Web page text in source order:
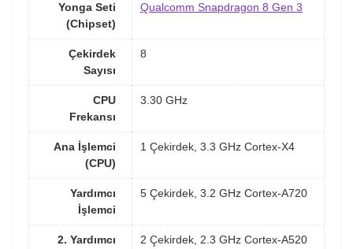
Yonga Seti
(Chipset)
Qualcomm Snapdragon 8 Gen 3
Çekirdek
Sayısı
8
CPU
Frekansı
3.30 GHz
Ana İşlemci
(CPU)
1 Çekirdek, 3.3 GHz Cortex-X4
Yardımcı
İşlemci
5 Çekirdek, 3.2 GHz Cortex-A720
2. Yardımcı
2 Çekirdek, 2.3 GHz Cortex-A520